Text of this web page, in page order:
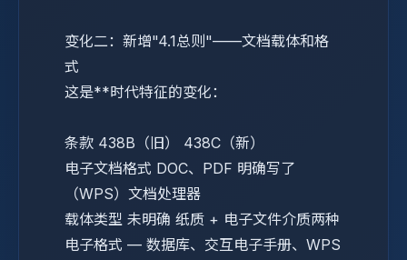
变化二：新增"4.1总则"——文档载体和格
式
这是**时代特征的变化：
条款 438B（旧）
438C（新）
电子文档格式 DOC、PDF 明确写了
（WPS）文档处理器
载体类型 未明确 纸质 + 电子文件介质两种
电子格式 — 数据库、交互电子手册、WPS